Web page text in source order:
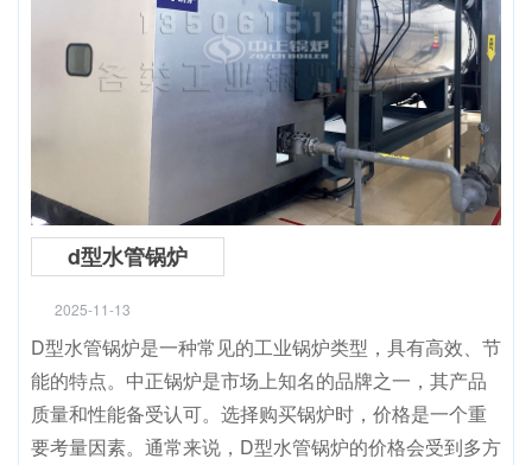
d型水管锅炉
2025-11-13
D型水管锅炉是一种常见的工业锅炉类型，具有高效、节
能的特点。中正锅炉是市场上知名的品牌之一，其产品
质量和性能备受认可。选择购买锅炉时，价格是一个重
要考量因素。通常来说，D型水管锅炉的价格会受到多方